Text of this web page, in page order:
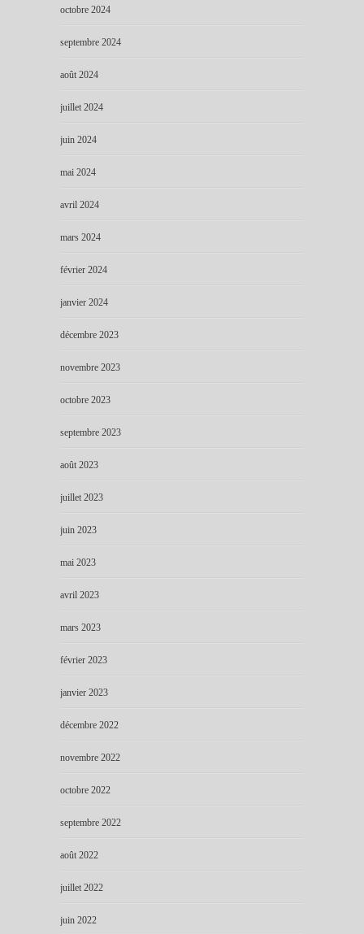
octobre 2024
septembre 2024
août 2024
juillet 2024
juin 2024
mai 2024
avril 2024
mars 2024
février 2024
janvier 2024
décembre 2023
novembre 2023
octobre 2023
septembre 2023
août 2023
juillet 2023
juin 2023
mai 2023
avril 2023
mars 2023
février 2023
janvier 2023
décembre 2022
novembre 2022
octobre 2022
septembre 2022
août 2022
juillet 2022
juin 2022